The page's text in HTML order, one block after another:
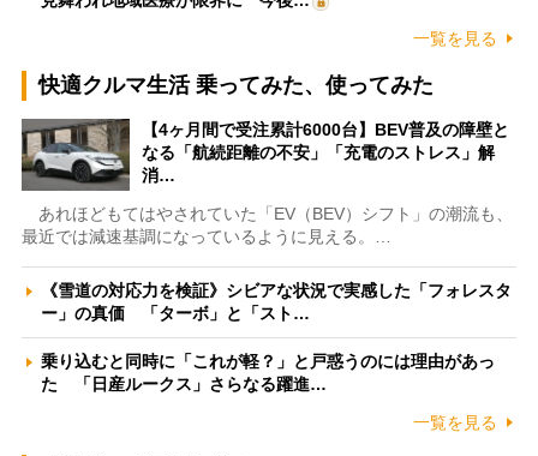
一覧を見る
快適クルマ生活 乗ってみた、使ってみた
【4ヶ月間で受注累計6000台】BEV普及の障壁と
なる「航続距離の不安」「充電のストレス」解
消…
あれほどもてはやされていた「EV（BEV）シフト」の潮流も、
最近では減速基調になっているように見える。…
《雪道の対応力を検証》シビアな状況で実感した「フォレスタ
ー」の真価 「ターボ」と「スト…
乗り込むと同時に「これが軽？」と戸惑うのには理由があっ
た 「日産ルークス」さらなる躍進…
一覧を見る